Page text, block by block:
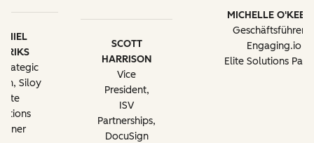
Siloy
Elite
SCOTT
HARRISON
Vice
President,
ISV
Partnerships,
DocuSign
MICHELLE
Engaging.io
Elite Solutions